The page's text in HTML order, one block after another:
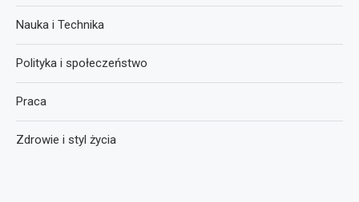
Nauka i Technika
Polityka i społeczeństwo
Praca
Zdrowie i styl życia